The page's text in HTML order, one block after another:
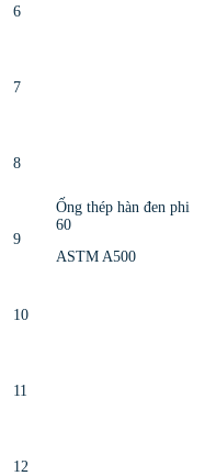
Ống thép hàn đen phi
60
ASTM A500
6
7
8
9
10
11
12